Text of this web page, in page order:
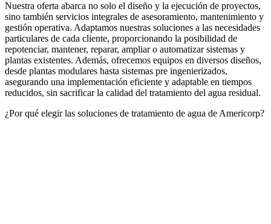
Nuestra oferta abarca no solo el diseño y la ejecución de proyectos,
sino también servicios integrales de asesoramiento, mantenimiento y
gestión operativa. Adaptamos nuestras soluciones a las necesidades
particulares de cada cliente, proporcionando la posibilidad de
repotenciar, mantener, reparar, ampliar o automatizar sistemas y
plantas existentes. Además, ofrecemos equipos en diversos diseños,
desde plantas modulares hasta sistemas pre ingenierizados,
asegurando una implementación eficiente y adaptable en tiempos
reducidos, sin sacrificar la calidad del tratamiento del agua residual.
¿Por qué elegir las soluciones de tratamiento de agua de Americorp?